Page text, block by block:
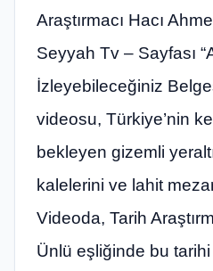
Araştırmacı Hacı
Seyyah Tv – Sayfası
İzleyebileceğiniz
videosu, Türkiye’nin
bekleyen gizemli
kalelerini ve lahit
Videoda, Tarih
Ünlü eşliğinde bu